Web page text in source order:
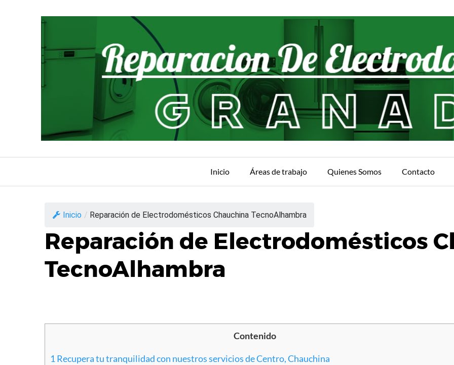
Inicio Áreas de trabajo Quienes Somos Contacto
Inicio / Reparación de Electrodomésticos Chauchina TecnoAlhambra
Reparación de Electrodomésticos
TecnoAlhambra
Contenido
1 Recupera tu tranquilidad con nuestros servicios de Centro, Chauchina